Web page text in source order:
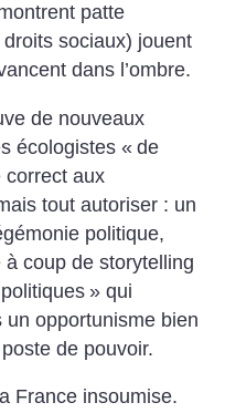
patte
sociaux) jouent
dans l’ombre.
de nouveaux
écologistes « de
correct aux
tout autoriser : un
politique,
coup de storytelling
» qui
opportunisme bien
de pouvoir.
France insoumise.